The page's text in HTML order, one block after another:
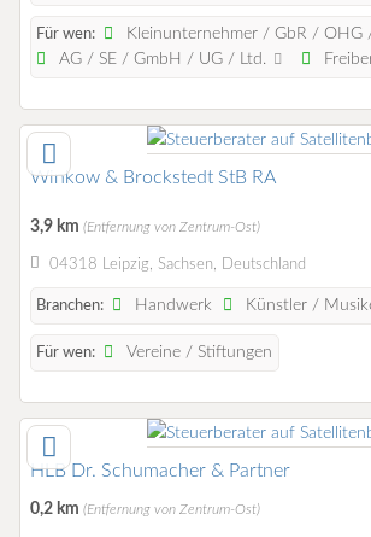
Für wen:
Kleinunternehmer / GbR / OHG
AG / SE / GmbH / UG / Ltd.
Winkow & Brockstedt StB RA
3,9 km (Entfernung von Zentrum-Ost)
04318 Leipzig, Sachsen, Deutschland
Branchen: Handwerk Künstler /
Für wen: Vereine / Stiftungen
HLB Dr. Schumacher & Partner
0,2 km (Entfernung von Zentrum-Ost)